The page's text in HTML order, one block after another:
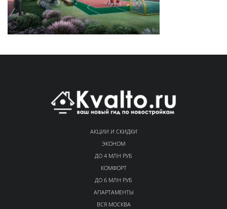
АКЦИИ И СКИДКИ
ЭКОНОМ
ДО 4 МЛН РУБ
КОМФОРТ
ДО 6 МЛН РУБ
АПАРТАМЕНТЫ
ВСЯ МОСКВА